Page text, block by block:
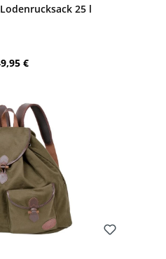
25 l
Preis:
€